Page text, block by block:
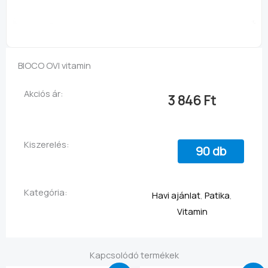
BIOCO OVI vitamin
Akciós ár: 3 846 Ft
Kiszerelés: 90 db
Kategória: Havi ajánlat Patika
Vitamin
Kapcsolódó termékek